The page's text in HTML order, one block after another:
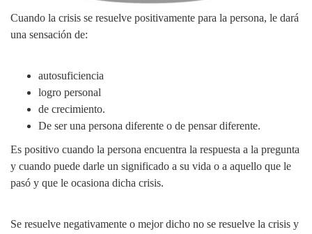
Cuando la crisis se resuelve positivamente para la persona, le dará
una sensación de:
autosuficiencia
logro personal
de crecimiento.
De ser una persona diferente o de pensar diferente.
Es positivo cuando la persona encuentra la respuesta a la pregunta
y cuando puede darle un significado a su vida o a aquello que le
pasó y que le ocasiona dicha crisis.
Se resuelve negativamente o mejor dicho no se resuelve la crisis y